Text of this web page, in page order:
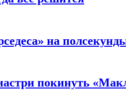
на
покинуть